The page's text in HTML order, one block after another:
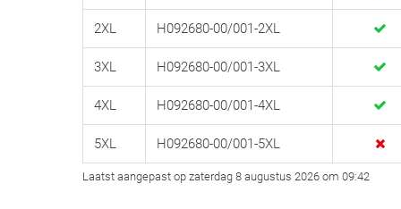
2XL H092680-00/001-2XL
3XL H092680-00/001-3XL
4XL H092680-00/001-4XL
5XL H092680-00/001-5XL
Laatst aangepast op zaterdag 8 augustus 2026 om 09:42